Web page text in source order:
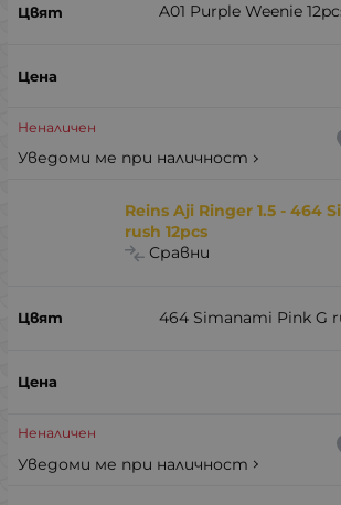
A01 Purple Weenie
Неналичен
Уведоми ме при наличност
Reins Aji Ringer 1.5 - 464
rush 12pcs
Сравни
464 Simanami Pink G
Неналичен
Уведоми ме при наличност